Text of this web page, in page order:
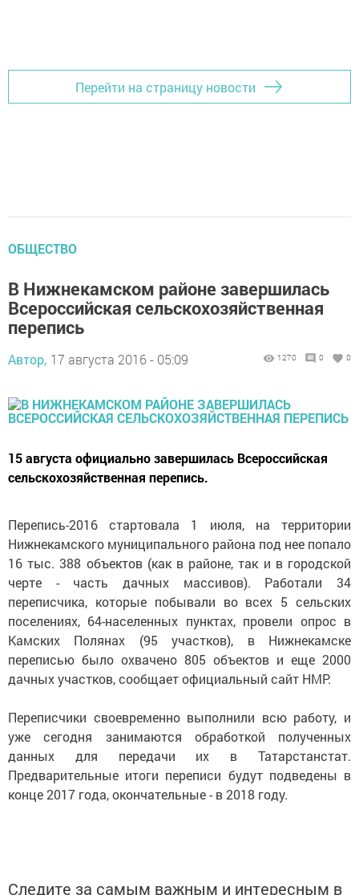
Перейти на страницу новости
ОБЩЕСТВО
В Нижнекамском районе завершилась
Всероссийская сельскохозяйственная
перепись
Автор, 17 августа 2016 - 05:09 1270 0 0
15 августа официально завершилась Всероссийская
сельскохозяйственная перепись.
Перепись-2016 стартовала 1 июля, на территории
Нижнекамского муниципального района под нее попало
16 тыс. 388 объектов (как в районе, так и в городской
черте - часть дачных массивов). Работали 34
переписчика, которые побывали во всех 5 сельских
поселениях, 64-населенных пунктах, провели опрос в
Камских Полянах (95 участков), в Нижнекамске
переписью было охвачено 805 объектов и еще 2000
дачных участков, сообщает официальный сайт НМР.
Переписчики своевременно выполнили всю работу, и
уже сегодня занимаются обработкой полученных
данных для передачи их в Татарстанстат.
Предварительные итоги переписи будут подведены в
конце 2017 года, окончательные - в 2018 году.
Следите за самым важным и интересным в